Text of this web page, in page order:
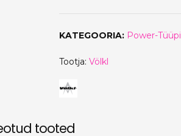
KATEGOORIA: Power-Tüüpi
Tootja:Völkl
tooted